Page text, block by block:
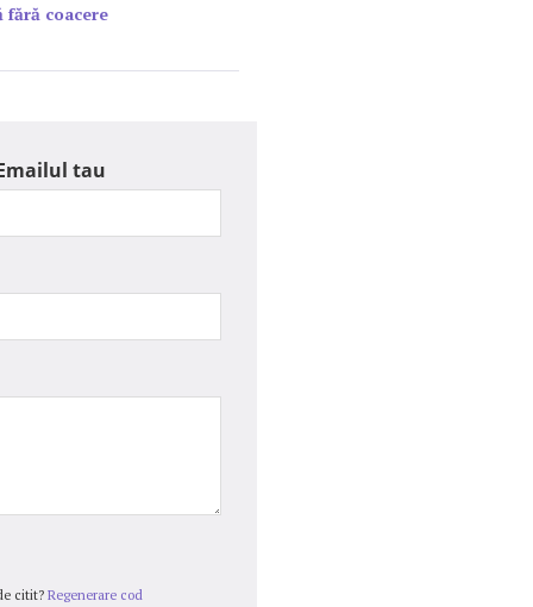
fără coacere
tau
citit? Regenerare cod